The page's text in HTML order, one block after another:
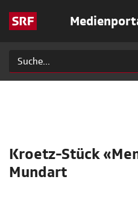
Kroetz-Stück
Mundart